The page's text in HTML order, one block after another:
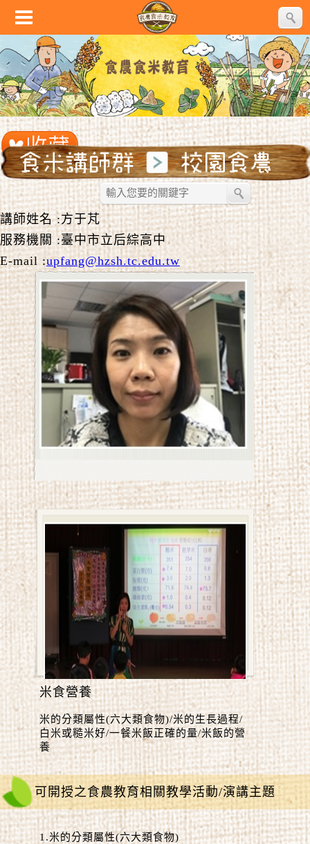
講師姓名 :方于芃
服務機關 :臺中市立后綜高中
E-mail :upfang@hzsh.tc.edu.tw
米食營養
米的分類屬性(六大類食物)/米的生長過程/
白米或糙米好/一餐米飯正確的量/米飯的營
養
可開授之食農教育相關教學活動/演講主題
1.米的分類屬性(六大類食物)